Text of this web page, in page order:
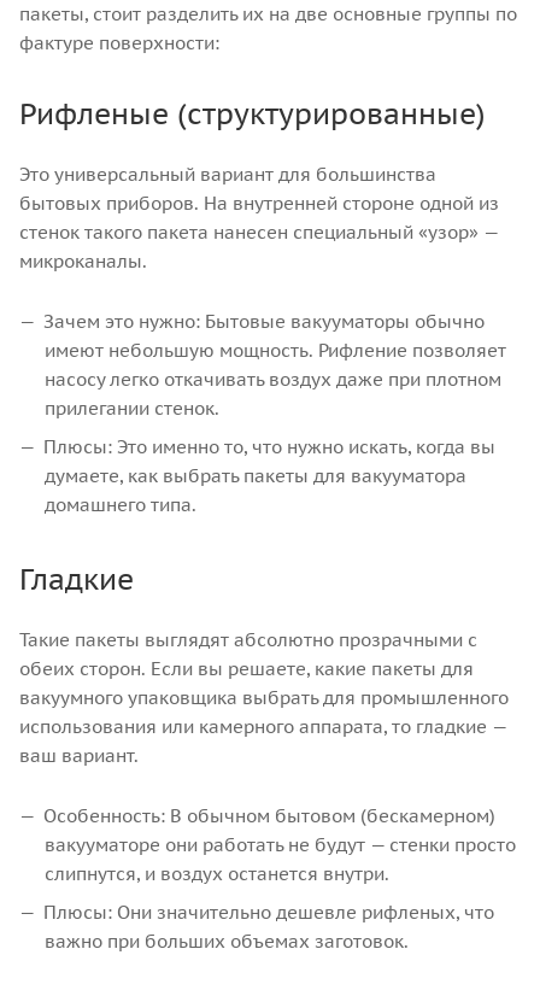
пакеты, стоит разделить их на две основные группы по
фактуре поверхности:
Рифленые (структурированные)
Это универсальный вариант для большинства
бытовых приборов. На внутренней стороне одной из
стенок такого пакета нанесен специальный «узор» —
микроканалы.
Зачем это нужно: Бытовые вакууматоры обычно
имеют небольшую мощность. Рифление позволяет
насосу легко откачивать воздух даже при плотном
прилегании стенок.
Плюсы: Это именно то, что нужно искать, когда вы
думаете, как выбрать пакеты для вакууматора
домашнего типа.
Гладкие
Такие пакеты выглядят абсолютно прозрачными с
обеих сторон. Если вы решаете, какие пакеты для
вакуумного упаковщика выбрать для промышленного
использования или камерного аппарата, то гладкие —
ваш вариант.
Особенность: В обычном бытовом (бескамерном)
вакууматоре они работать не будут — стенки просто
слипнутся, и воздух останется внутри.
Плюсы: Они значительно дешевле рифленых, что
важно при больших объемах заготовок.